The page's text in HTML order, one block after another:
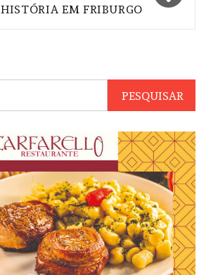
HISTÓRIA EM FRIBURGO